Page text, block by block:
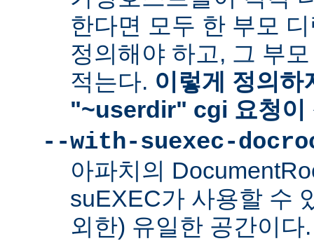
한다면 모두 한 부모
정의해야 하고, 그 부
적는다. 이렇게 정의하
"~userdir" cgi 요청이
--with-suexec-
아파치의
suEXEC가 사용할 수
외한) 유일한 공간이